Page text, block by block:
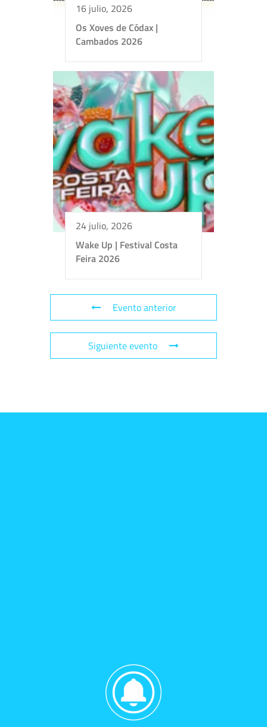
16 julio, 2026
Os Xoves de Códax |
Cambados 2026
24 julio, 2026
Wake Up | Festival Costa
Feira 2026
Evento anterior
Siguiente evento